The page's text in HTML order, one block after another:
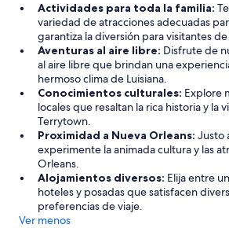
Actividades para toda la familia:
variedad de atracciones adecuadas
garantiza la diversión para visitantes
Aventuras al aire libre: Disfrute de
al aire libre que brindan una
hermoso clima de Luisiana.
Conocimientos culturales: Explore
locales que resaltan la rica historia y la
Terrytown.
Proximidad a Nueva Orleans: Justo
experimente la animada cultura y las
Orleans.
Alojamientos diversos: Elija entre
hoteles y posadas que satisfacen
preferencias de viaje.
Ver menos